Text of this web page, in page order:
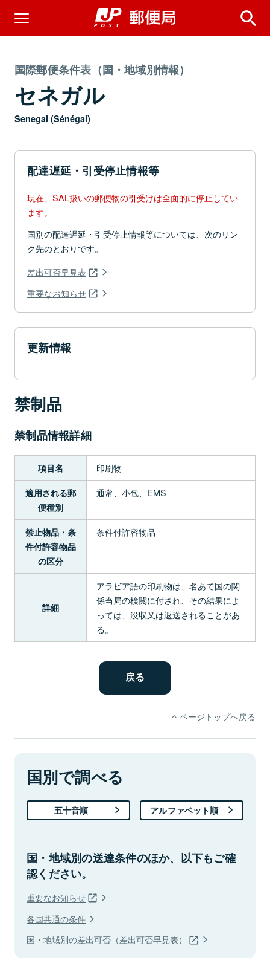
国際郵便条件表（国・地域別情報）
セネガル
Senegal (Sénégal)
配達遅延・引受停止情報等
現在、SAL扱いの郵便物の引受けは全面的に停止してい
ます。
国別の配達遅延・引受停止情報等については、次のリン
ク先のとおりです。
差出可否早見表
重要なお知らせ
更新情報
禁制品
禁制品情報詳細
項目名 印刷物
適用される郵
便種別
通常、小包、EMS
禁止物品・条
件付許容物品
の区分
条件付許容物品
詳細
アラビア語の印刷物は、名あて国の関
係当局の検閲に付され、その結果によ
っては、没収又は返送されることがあ
る。
ページトップへ戻る
国別で調べる
五十音順 アルファベット順
国・地域別の送達条件のほか、以下もご確
認ください。
重要なお知らせ
各国共通の条件
国・地域別の差出可否（差出可否早見表）